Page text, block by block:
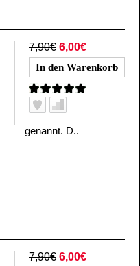
7,90€ 6,00€
genannt. D..
7,90€ 6,00€